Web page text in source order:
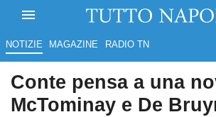
NOTIZIE MAGAZINE RADIO TN
Conte pensa a una
McTominay e De